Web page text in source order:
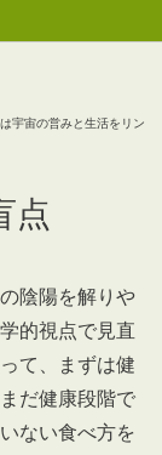
宇宙の営みと生活をリン
点
陰陽を解りや
的視点で見直
て、まずは健
だ健康段階で
ない食べ方を